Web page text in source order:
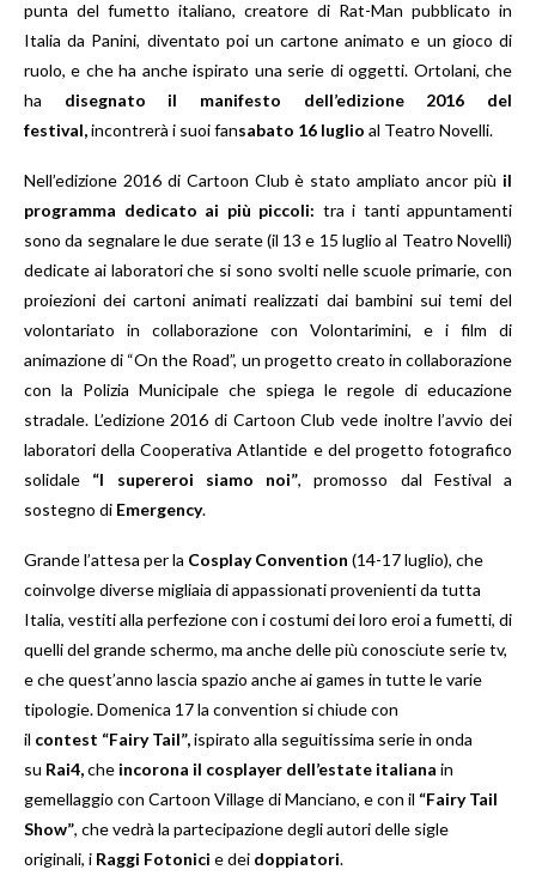
punta del fumetto italiano, creatore di Rat-Man pubblicato in
Italia da Panini, diventato poi un cartone animato e un gioco di
ruolo, e che ha anche ispirato una serie di oggetti. Ortolani, che
ha disegnato il manifesto dell’edizione 2016 del
festival,incontrerà i suoi fansabato 16 luglio al Teatro Novelli.
Nell’edizione 2016 di Cartoon Club è stato ampliato ancor più il
programma dedicato ai più piccoli: tra i tanti appuntamenti
sono da segnalare le due serate (il 13 e 15 luglio al Teatro Novelli)
dedicate ai laboratori che si sono svolti nelle scuole primarie, con
proiezioni dei cartoni animati realizzati dai bambini sui temi del
volontariato in collaborazione con Volontarimini, e i film di
animazione di “On the Road”, un progetto creato in collaborazione
con la Polizia Municipale che spiega le regole di educazione
stradale. L’edizione 2016 di Cartoon Club vede inoltre l’avvio dei
laboratori della Cooperativa Atlantide e del progetto fotografico
solidale “I supereroi siamo noi”, promosso dal Festival a
sostegno di Emergency.
Grande l’attesa per la Cosplay Convention (14-17 luglio), che
coinvolge diverse migliaia di appassionati provenienti da tutta
Italia, vestiti alla perfezione con i costumi dei loro eroi a fumetti, di
quelli del grande schermo, ma anche delle più conosciute serie tv,
e che quest’anno lascia spazio anche ai games in tutte le varie
tipologie. Domenica 17 la convention si chiude con
il contest “Fairy Tail”,ispirato alla seguitissima serie in onda
su Rai4,che incorona il cosplayer dell’estate italiana in
gemellaggio con Cartoon Village di Manciano, e con il “Fairy Tail
Show”, che vedrà la partecipazione degli autori delle sigle
originali, i Raggi Fotonici e dei doppiatori.